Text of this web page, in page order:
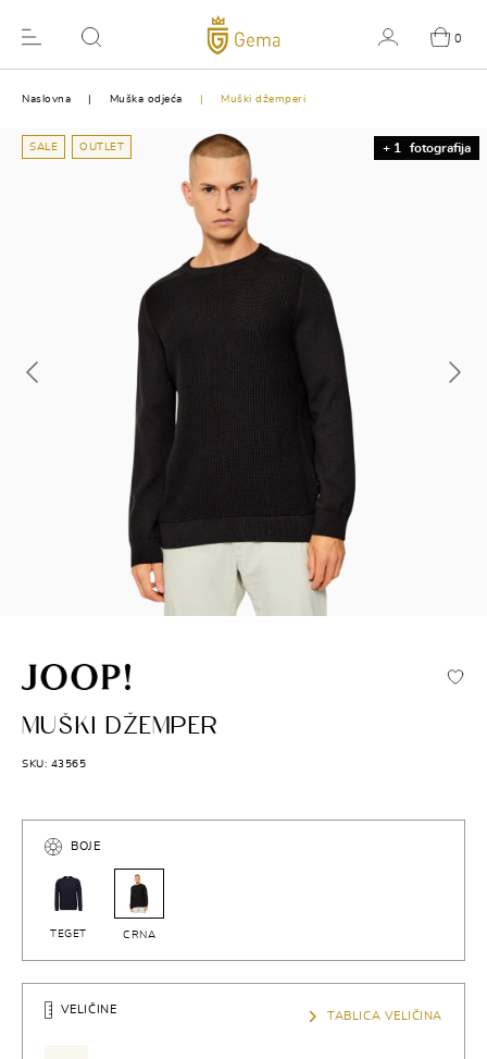
0
Naslovna Muška odjeća Muški džemperi
+ 1 fotografija
SALE OUTLET
JOOP!
MUŠKI DŽEMPER
SKU: 43565
BOJE
TEGET CRNA
VELIČINE
TABLICA VELIČINA